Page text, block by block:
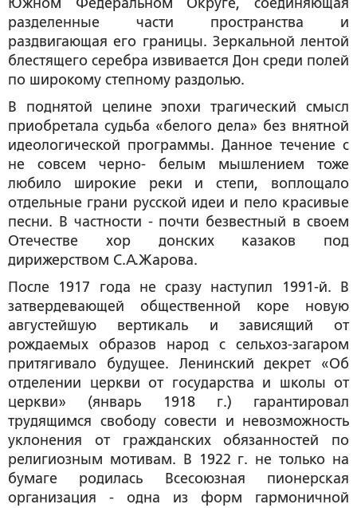
Южном Федеральном Округе, соединяющая
разделенные части пространства и
раздвигающая его границы. Зеркальной лентой
блестящего серебра извивается Дон среди полей
по широкому степному раздолью.
В поднятой целине эпохи трагический смысл
приобретала судьба «белого дела» без внятной
идеологической программы. Данное течение с
не совсем черно- белым мышлением тоже
любило широкие реки и степи, воплощало
отдельные грани русской идеи и пело красивые
песни. В частности - почти безвестный в своем
Отечестве хор донских казаков под
дирижерством С.А.Жарова.
После 1917 года не сразу наступил 1991-й. В
затвердевающей общественной коре новую
августейшую вертикаль и зависящий от
рождаемых образов народ с сельхоз-загаром
притягивало будущее. Ленинский декрет «Об
отделении церкви от государства и школы от
церкви» (январь 1918 г.) гарантировал
трудящимся свободу совести и невозможность
уклонения от гражданских обязанностей по
религиозным мотивам. В 1922 г. не только на
бумаге родилась Всесоюзная пионерская
организация - одна из форм гармоничной